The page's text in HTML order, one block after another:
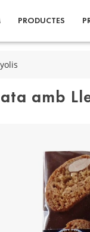
PRODUCTES
amb